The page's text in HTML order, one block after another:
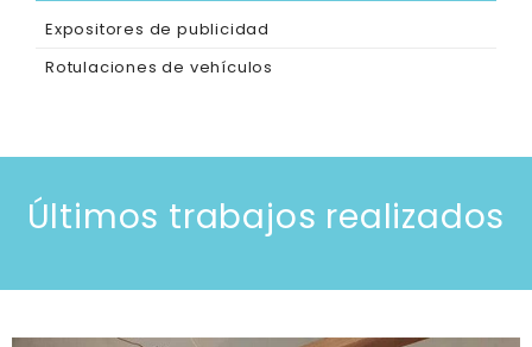
Expositores de publicidad
Rotulaciones de vehículos
Últimos trabajos realizados